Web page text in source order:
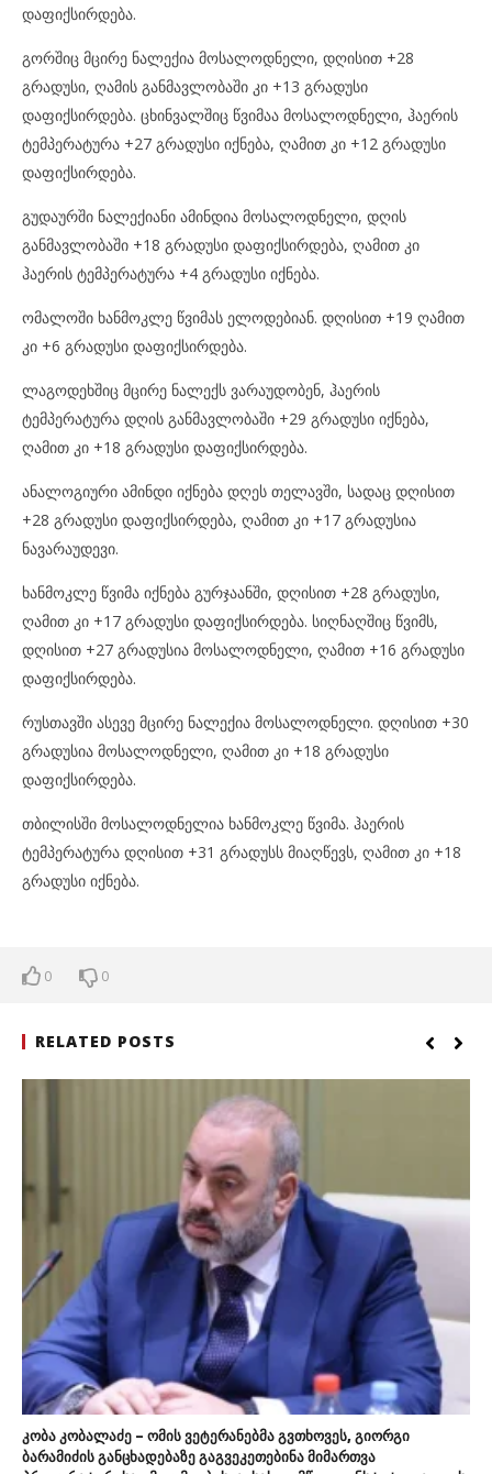
დაფიქსირდება.
გორშიც მცირე ნალექია მოსალოდნელი, დღისით +28
გრადუსი, ღამის განმავლობაში კი +13 გრადუსი
დაფიქსირდება. ცხინვალშიც წვიმაა მოსალოდნელი, ჰაერის
ტემპერატურა +27 გრადუსი იქნება, ღამით კი +12 გრადუსი
დაფიქსირდება.
გუდაურში ნალექიანი ამინდია მოსალოდნელი, დღის
განმავლობაში +18 გრადუსი დაფიქსირდება, ღამით კი
ჰაერის ტემპერატურა +4 გრადუსი იქნება.
ომალოში ხანმოკლე წვიმას ელოდებიან. დღისით +19 ღამით
კი +6 გრადუსი დაფიქსირდება.
ლაგოდეხშიც მცირე ნალექს ვარაუდობენ, ჰაერის
ტემპერატურა დღის განმავლობაში +29 გრადუსი იქნება,
ღამით კი +18 გრადუსი დაფიქსირდება.
ანალოგიური ამინდი იქნება დღეს თელავში, სადაც დღისით
+28 გრადუსი დაფიქსირდება, ღამით კი +17 გრადუსია
ნავარაუდევი.
ხანმოკლე წვიმა იქნება გურჯაანში, დღისით +28 გრადუსი,
ღამით კი +17 გრადუსი დაფიქსირდება. სიღნაღშიც წვიმს,
დღისით +27 გრადუსია მოსალოდნელი, ღამით +16 გრადუსი
დაფიქსირდება.
რუსთავში ასევე მცირე ნალექია მოსალოდნელი. დღისით +30
გრადუსია მოსალოდნელი, ღამით კი +18 გრადუსი
დაფიქსირდება.
თბილისში მოსალოდნელია ხანმოკლე წვიმა. ჰაერის
ტემპერატურა დღისით +31 გრადუსს მიაღწევს, ღამით კი +18
გრადუსი იქნება.
0 0
RELATED POSTS
კობა კობალაძე – ომის ვეტერანებმა გვთხოვეს, გიორგი
ბარამიძის განცხადებაზე გაგვეკეთებინა მიმართვა